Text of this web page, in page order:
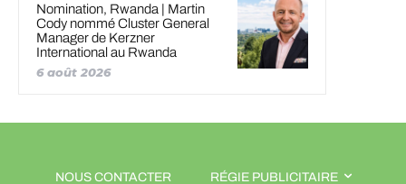
Nomination, Rwanda | Martin
Cody nommé Cluster General
Manager de Kerzner
International au Rwanda
6 août 2026
NOUS CONTACTER RÉGIE PUBLICITAIRE